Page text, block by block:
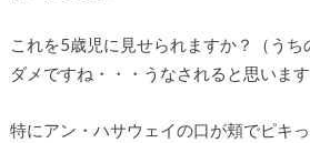
これを5歳児に見せられますか？（う
ダメですね・・・うなされると思います
特にアン・ハサウェイの口が頬でピキ